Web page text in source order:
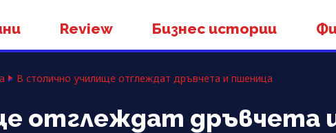
Review Бизнес истории
В столично училище отглеждат дръвчета и пшеница
отглеждат дръвчета